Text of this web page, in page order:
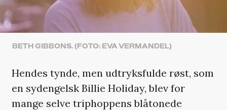
BETH GIBBONS. (FOTO: EVA VERMANDEL)
Hendes tynde, men udtryksfulde røst, som
en sydengelsk Billie Holiday, blev for
mange selve triphoppens blåtonede